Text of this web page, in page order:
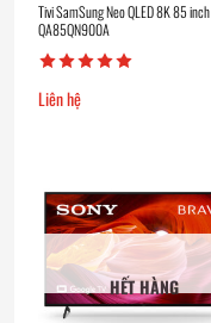
Tivi SamSung Neo QLED 8K 85 inch
QA85QN900A
Liên hệ
HẾT HÀNG